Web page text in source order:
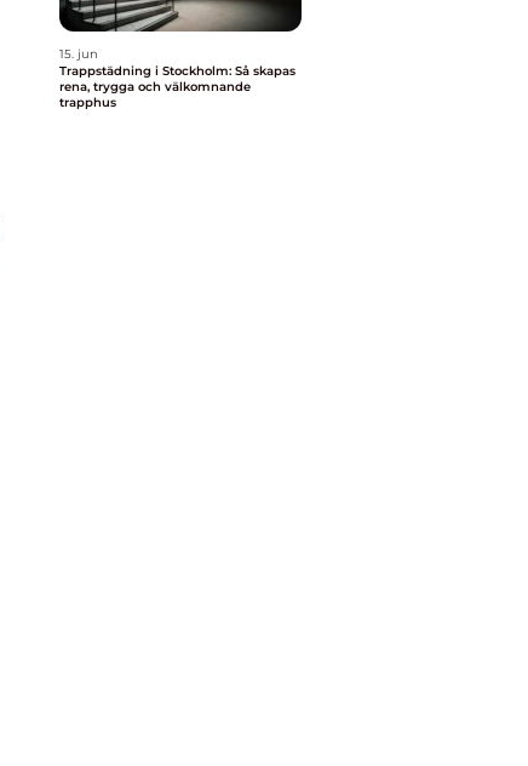
15. jun
Trappstädning i Stockholm: Så skapas
rena, trygga och välkomnande
trapphus